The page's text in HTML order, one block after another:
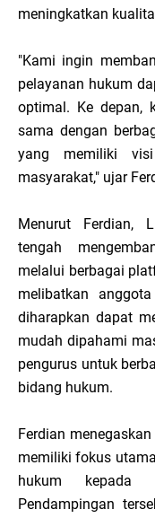
meningkatkan
"Kami ingin
pelayanan hukum
optimal. Ke depan,
sama dengan
yang memiliki
masyarakat," ujar
Menurut Ferdian,
tengah
melalui berbagai
melibatkan
diharapkan dapat
mudah dipahami
pengurus untuk
bidang hukum.
Ferdian
memiliki fokus
hukum kepada
Pendampingan